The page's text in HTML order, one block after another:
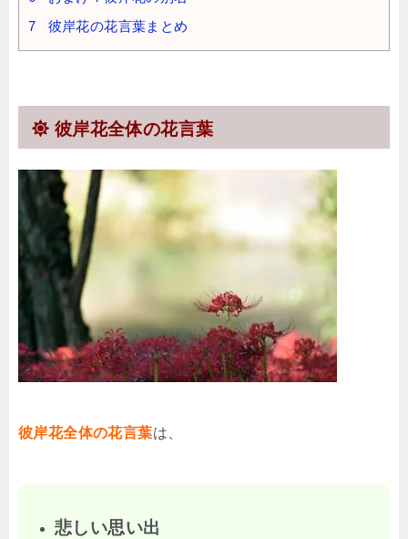
7 彼岸花の花言葉まとめ
彼岸花全体の花言葉
彼岸花全体の花言葉は、
悲しい思い出